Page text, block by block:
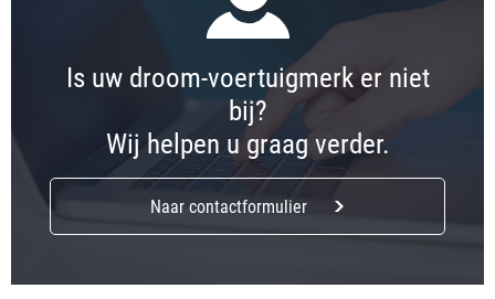
Is uw droom-voertuigmerk er niet
bij?
Wij helpen u graag verder.
Naar contactformulier